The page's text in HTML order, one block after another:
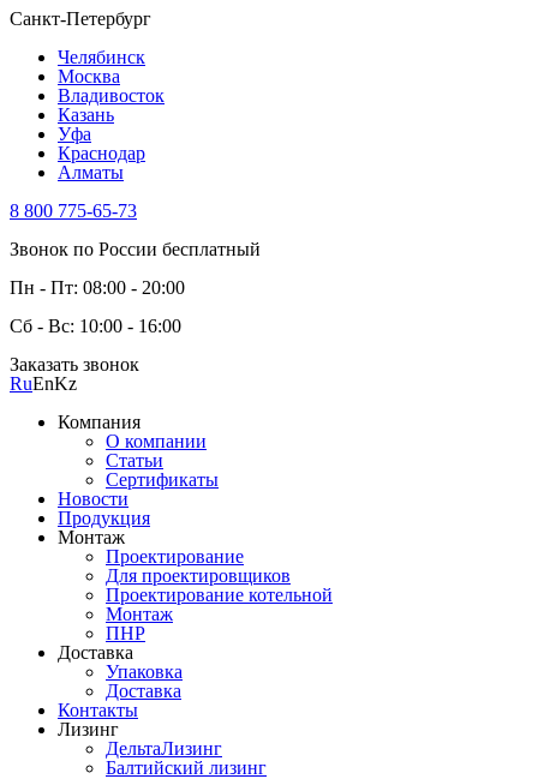
Санкт-Петербург
Челябинск
Москва
Владивосток
Казань
Уфа
Краснодар
Алматы
8 800 775-65-73
Звонок по России бесплатный
Пн - Пт: 08:00 - 20:00
Сб - Вс: 10:00 - 16:00
Заказать звонок
RuEnKz
Компания
О компании
Статьи
Сертификаты
Новости
Продукция
Монтаж
Проектирование
Для проектировщиков
Проектирование котельной
Монтаж
ПНР
Доставка
Упаковка
Доставка
Контакты
Лизинг
ДельтаЛизинг
Балтийский лизинг